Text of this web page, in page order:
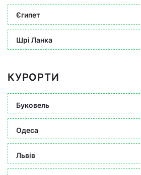
Єгипет
Шрі Ланка
КУРОРТИ
Буковель
Одеса
Львів